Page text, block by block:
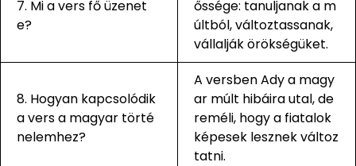
7. Mi a vers fő üzenet
e?
őssége: tanuljanak a m
últból, változtassanak,
vállalják örökségüket.
8. Hogyan kapcsolódik
a vers a magyar törté
nelemhez?
A versben Ady a magy
ar múlt hibáira utal, de
reméli, hogy a fiatalok
képesek lesznek változ
tatni.